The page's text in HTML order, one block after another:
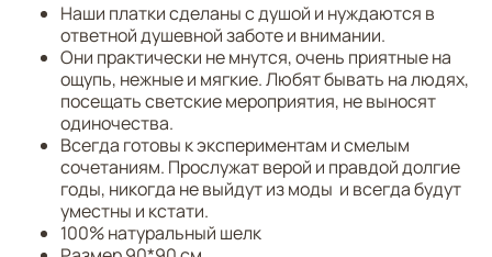
мгновения безупречной красоты раскрывшихся
бутонов. В качестве декоративных элементов платок
дополнен изображением нитей жемчуга и контрастным
кантом. Выпускается в четырех решениях фона.
Голубая дымка окутает вас нежностью, оттенок латте
добавит образу элегантности, серая вуаль привнесет
французский шик, а контрастный черный станет
выразительным акцентом.
Мы уверены, каждая обладательница «Пионов»
сможет подчеркнуть свою уникальность, подобную
Наши платки сделаны с душой и нуждаются в
ответной душевной заботе и внимании.
Они практически не мнутся, очень приятные на
ощупь, нежные и мягкие. Любят бывать на людях,
посещать светские мероприятия, не выносят
одиночества.
Всегда готовы к экспериментам и смелым
сочетаниям. Прослужат верой и правдой долгие
годы, никогда не выйдут из моды и всегда будут
уместны и кстати.
100% натуральный шелк